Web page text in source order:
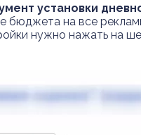
установки
бюджета на все
нужно нажать на